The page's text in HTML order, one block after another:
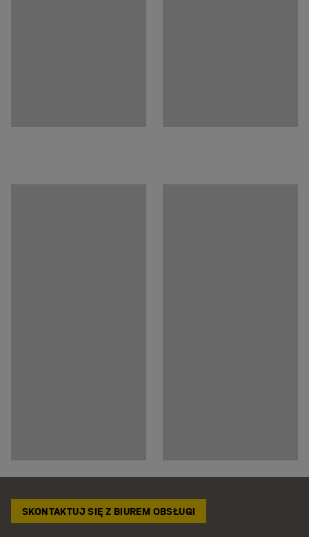
SKONTAKTUJ SIĘ Z BIUREM OBSŁUGI